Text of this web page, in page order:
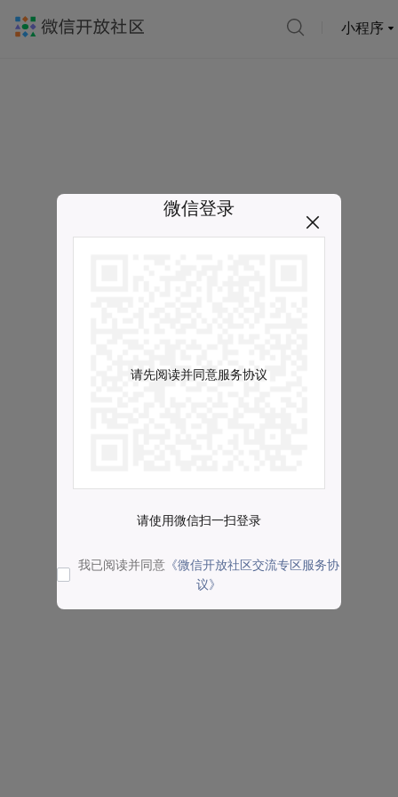
小程序
微信登录
请先阅读并同意服务协议
请使用微信扫一扫登录
我已阅读并同意 《微信开放社区交流专区服务协
议》